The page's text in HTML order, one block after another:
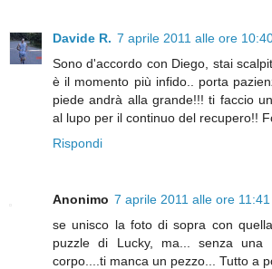
Davide R. 7 aprile 2011 alle ore
Sono d'accordo con Diego, stai
è il momento più infido.. porta
piede andrà alla grande!!! ti faccio
al lupo per il continuo del recupero!!
Rispondi
Anonimo 7 aprile 2011 alle ore 11:41
se unisco la foto di sopra con
puzzle di Lucky, ma... senza una
corpo....ti manca un pezzo... Tutto a